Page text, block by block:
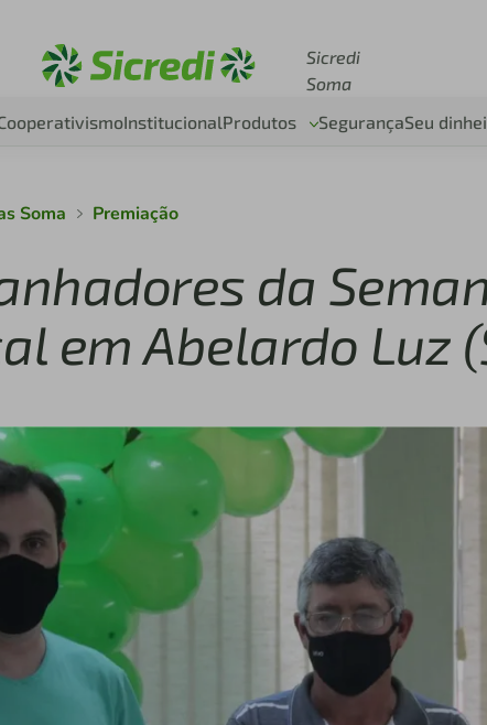
Sicredi
Soma
InstitucionalProdutos SegurançaSeu
Soma Premiação
da
em Abelardo Luz